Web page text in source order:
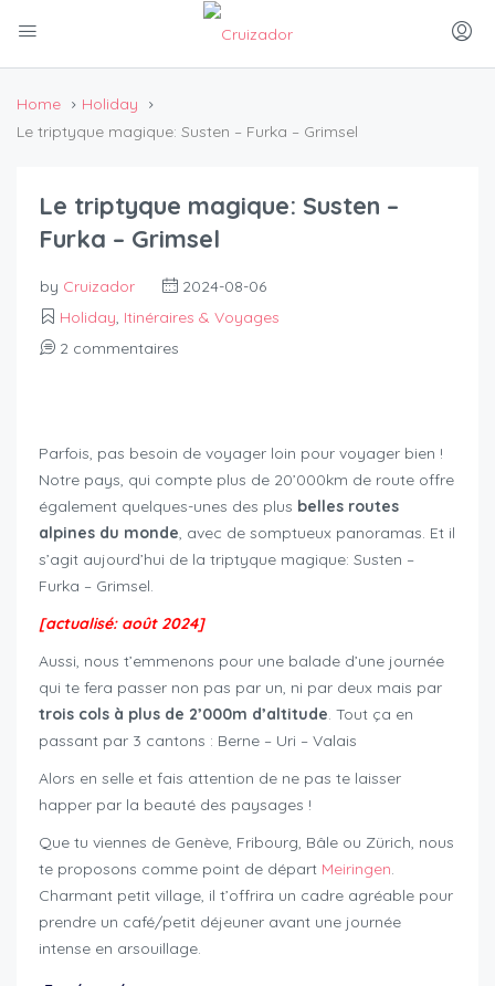
Home
Holiday
Le triptyque magique: Susten – Furka – Grimsel
Le triptyque magique: Susten –
Furka – Grimsel
by Cruizador
2024-08-06
Holiday, Itinéraires & Voyages
2 commentaires
Parfois, pas besoin de voyager loin pour voyager bien !
Notre pays, qui compte plus de 20’000km de route offre
également quelques-unes des plus belles routes
alpines du monde, avec de somptueux panoramas. Et il
s’agit aujourd’hui de la triptyque magique: Susten –
Furka – Grimsel.
[actualisé: août 2024]
Aussi, nous t’emmenons pour une balade d’une journée
qui te fera passer non pas par un, ni par deux mais par
trois cols à plus de 2’000m d’altitude. Tout ça en
passant par 3 cantons : Berne – Uri – Valais
Alors en selle et fais attention de ne pas te laisser
happer par la beauté des paysages !
Que tu viennes de Genève, Fribourg, Bâle ou Zürich, nous
te proposons comme point de départ Meiringen.
Charmant petit village, il t’offrira un cadre agréable pour
prendre un café/petit déjeuner avant une journée
intense en arsouillage.